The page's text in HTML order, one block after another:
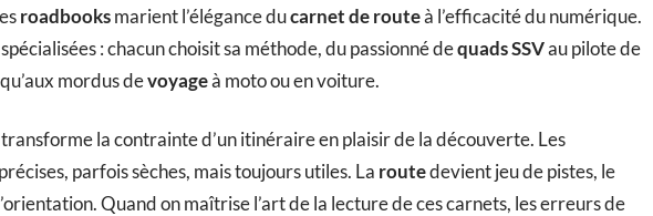
roadbooksmarient l’élégance ducarnet de routeà l’efficacité du numérique.
: chacun choisit sa méthode, du passionné dequads SSVau pilote de
mordus devoyageà moto ou en voiture.
la contrainte d’un itinéraire en plaisir de la découverte. Les
parfois sèches, mais toujours utiles. La routedevient jeu de pistes, le
Quand on maîtrise l’art de la lecture de ces carnets, les erreurs de